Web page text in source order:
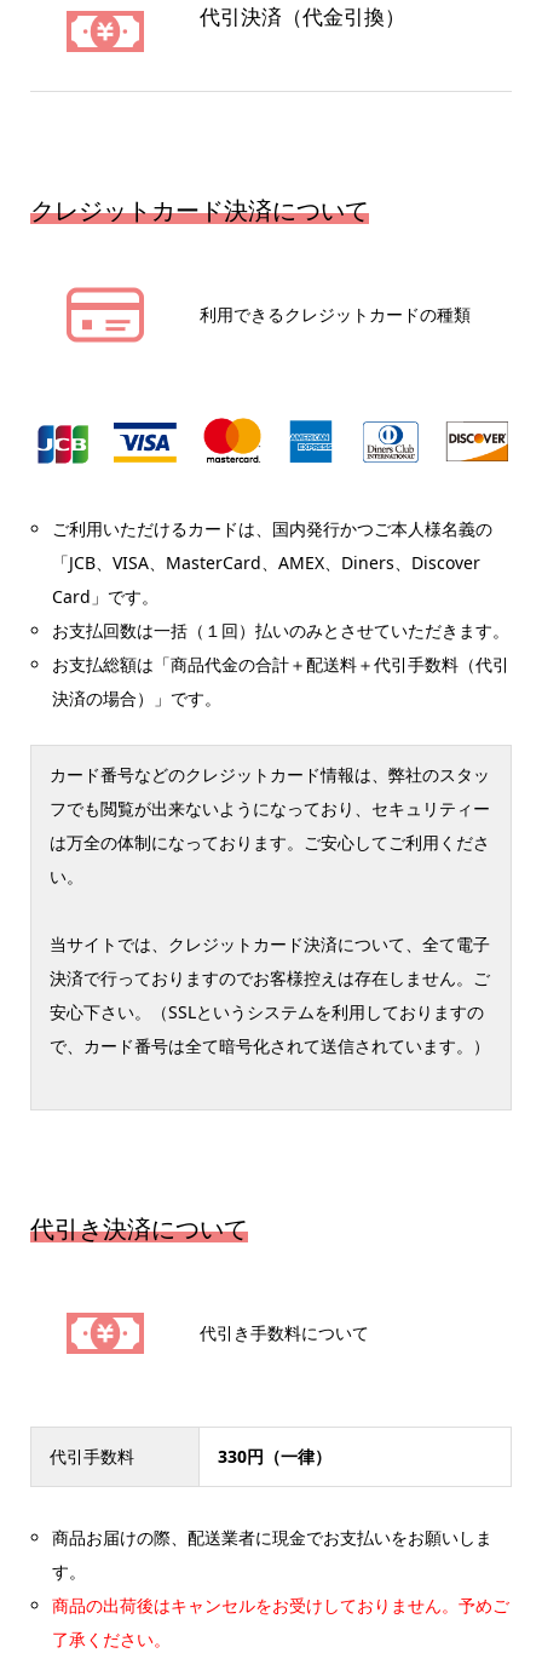
代引決済（代金引換）
クレジットカード決済について
利用できるクレジットカードの種類
ご利用いただけるカードは、国内発行かつご本人様名義の
「JCB、VISA、MasterCard、AMEX、Diners、Discover
Card」です。
お支払回数は一括（１回）払いのみとさせていただきます。
お支払総額は「商品代金の合計＋配送料＋代引手数料（代引
決済の場合）」です。
カード番号などのクレジットカード情報は、弊社のスタッ
フでも閲覧が出来ないようになっており、セキュリティー
は万全の体制になっております。ご安心してご利用くださ
い。
当サイトでは、クレジットカード決済について、全て電子
決済で行っておりますのでお客様控えは存在しません。ご
安心下さい。（SSLというシステムを利用しておりますの
で、カード番号は全て暗号化されて送信されています。）
代引き決済について
代引き手数料について
代引手数料 330円（一律）
商品お届けの際、配送業者に現金でお支払いをお願いしま
す。
商品の出荷後はキャンセルをお受けしておりません。予めご
了承ください。